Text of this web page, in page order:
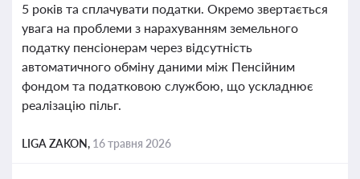
5 років та сплачувати податки. Окремо звертається
увага на проблеми з нарахуванням земельного
податку пенсіонерам через відсутність
автоматичного обміну даними між Пенсійним
фондом та податковою службою, що ускладнює
реалізацію пільг.
LIGA ZAKON, 16 травня 2026